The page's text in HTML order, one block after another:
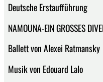
Deutsche Erstaufführung
NAMOUNA-EIN GROSSES
Ballett von Alexei Ratmansky
Musik von Edouard Lalo